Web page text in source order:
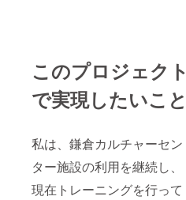
このプロジェクト
で実現したいこと
私は、鎌倉カルチャーセン
ター施設の利用を継続し、
現在トレーニングを行って